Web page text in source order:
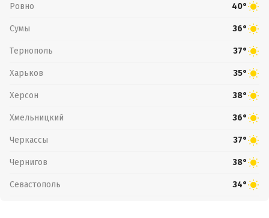
Ровно 40°
Сумы 36°
Тернополь 37°
Харьков 35°
Херсон 38°
Хмельницкий 36°
Черкассы 37°
Чернигов 38°
Севастополь 34°